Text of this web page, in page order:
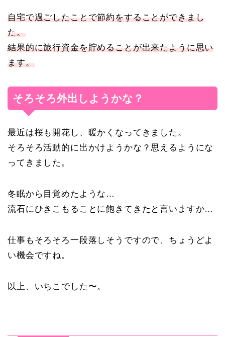
自宅で過ごしたことで節約をすることができまし
た。
結果的に旅行資金を貯めることが出来たように思い
ます。
そろそろ外出しようかな？
最近は桜も開花し、暖かくなってきました。
そろそろ活動的に出かけようかな？思えるようにな
ってきました。
冬眠から目覚めたような…
流石にひきこもることに飽きてきたと言いますか…
仕事もそろそろ一段落しそうですので、ちょうどよ
い機会ですね。
以上、いちこでした〜。